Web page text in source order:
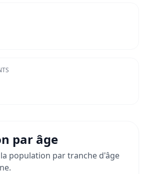
par âge
population par tranche d'âge